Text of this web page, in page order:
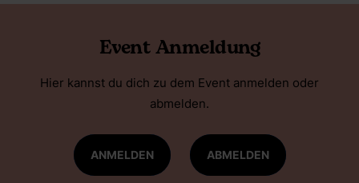
Event Anmeldung
Hier kannst du dich zu dem Event anmelden oder
abmelden.
ANMELDEN ABMELDEN